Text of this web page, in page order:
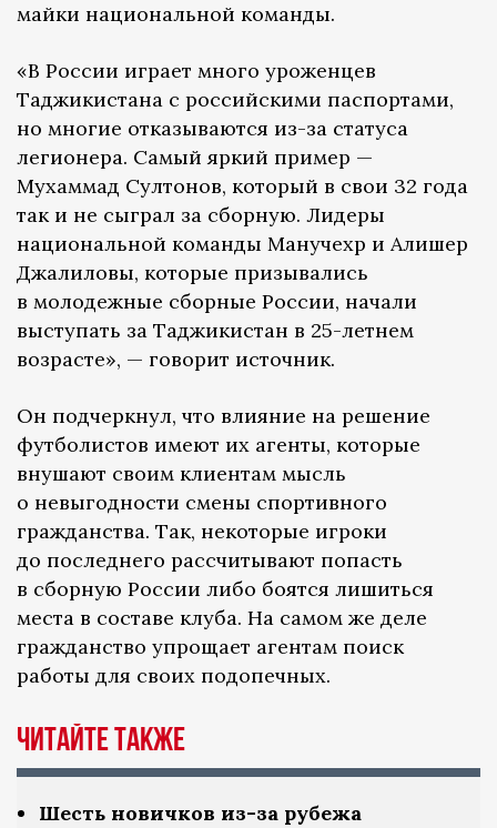
майки национальной команды.
«В России играет много уроженцев
Таджикистана с российскими паспортами,
но многие отказываются из-за статуса
легионера. Самый яркий пример —
Мухаммад Султонов, который в свои 32 года
так и не сыграл за сборную. Лидеры
национальной команды Манучехр и Алишер
Джалиловы, которые призывались
в молодежные сборные России, начали
выступать за Таджикистан в 25-летнем
возрасте», — говорит источник.
Он подчеркнул, что влияние на решение
футболистов имеют их агенты, которые
внушают своим клиентам мысль
о невыгодности смены спортивного
гражданства. Так, некоторые игроки
до последнего рассчитывают попасть
в сборную России либо боятся лишиться
места в составе клуба. На самом же деле
гражданство упрощает агентам поиск
работы для своих подопечных.
Читайте также
Шесть новичков из-за рубежа